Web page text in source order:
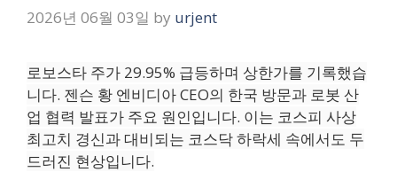
2026년 06월 03일 by urjent
로보스타 주가 29.95% 급등하며 상한가를 기록했습
니다. 젠슨 황 엔비디아 CEO의 한국 방문과 로봇 산
업 협력 발표가 주요 원인입니다. 이는 코스피 사상
최고치 경신과 대비되는 코스닥 하락세 속에서도 두
드러진 현상입니다.